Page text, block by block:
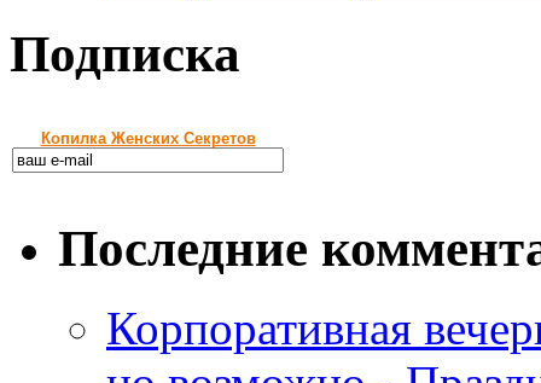
Подписка
Копилка Женских Секретов
Последние
Корпоративная